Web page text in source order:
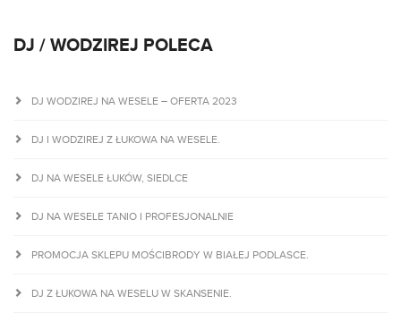
DJ / WODZIREJ POLECA
DJ WODZIREJ NA WESELE – OFERTA 2023
DJ I WODZIREJ Z ŁUKOWA NA WESELE.
DJ NA WESELE ŁUKÓW, SIEDLCE
DJ NA WESELE TANIO I PROFESJONALNIE
PROMOCJA SKLEPU MOŚCIBRODY W BIAŁEJ PODLASCE.
DJ Z ŁUKOWA NA WESELU W SKANSENIE.